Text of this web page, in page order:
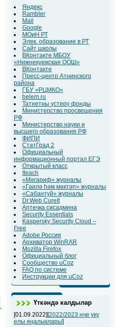
Яндекс
Rambler
Mail
Google
МОиН РТ
Элек. образование в РТ
Сайт школы
ВКонтакте МБОУ
«Нижнекуюкская ООШ»
ВКонтакте
Пресс-центр Атнинского
района
ГБУ «РЦМКО»
belem.ru
Татнетны үстерү фонды
Министерство просвещения
РФ
Министерство науки и
высшего образования РФ
ФИПИ
СтатГрад 2
Официальный
информационный портал ЕГЭ
Открытый класс
Iteach
«Мәгариф» журналы
«Гаилә һәм мәктәп» журналы
«Сабантуй» журналы
Dr.Web CureIt
Аптечка сисадмина
Security Essentials
Kaspersky Security Cloud –
Free
Adobe Россия
Архиватор WinRAR
Mozilla Firefox
Официальный блог
Сообщество uCoz
FAQ по системе
Инструкции для uCoz
Үткәндә калдылар
[01.09.2022][2022/2023 нче уку
елы яңалыклары]